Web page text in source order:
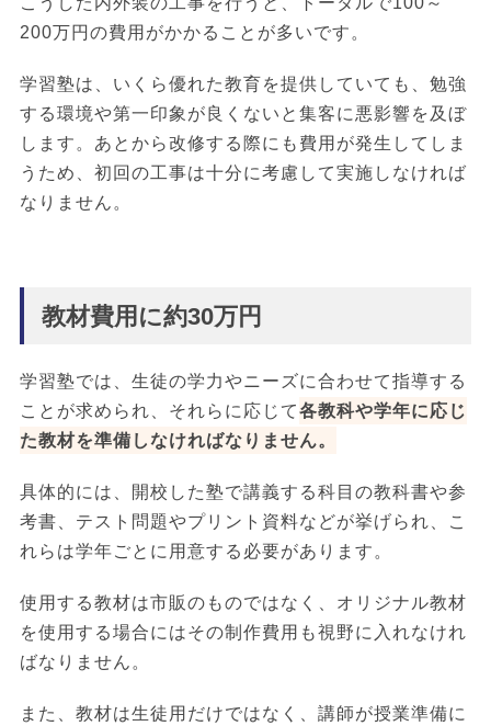
200万円の費用がかかることが多いです。
学習塾は、いくら優れた教育を提供していても、勉強
する環境や第一印象が良くないと集客に悪影響を及ぼ
します。あとから改修する際にも費用が発生してしま
うため、初回の工事は十分に考慮して実施しなければ
なりません。
教材費用に約30万円
学習塾では、生徒の学力やニーズに合わせて指導する
ことが求められ、それらに応じて各教科や学年に応じ
た教材を準備しなければなりません。
具体的には、開校した塾で講義する科目の教科書や参
考書、テスト問題やプリント資料などが挙げられ、こ
れらは学年ごとに用意する必要があります。
使用する教材は市販のものではなく、オリジナル教材
を使用する場合にはその制作費用も視野に入れなけれ
ばなりません。
また、教材は生徒用だけではなく、講師が授業準備に